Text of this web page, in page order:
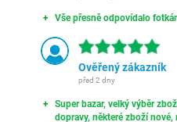
Vše přesně odpovídalo
Ověřený zákazník
před 2 dny
Super bazar, velký výběr
dopravy, některé zboží